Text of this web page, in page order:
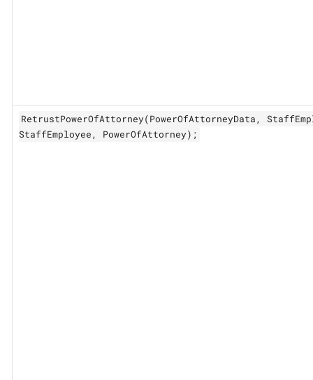
RetrustPowerOfAttorney(PowerOfAttorneyData,
StaffEmployee, PowerOfAttorney);